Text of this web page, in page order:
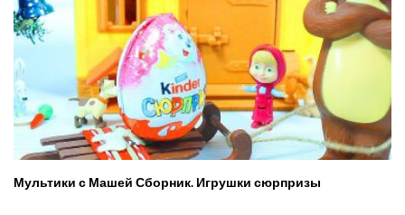
Мультики с Машей Сборник. Игрушки сюрпризы